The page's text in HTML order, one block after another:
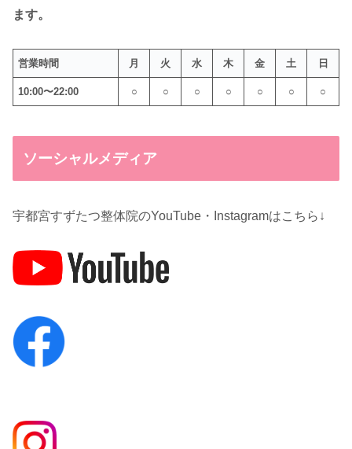
ます。
営業時間 月 火 水 木 金 土 日
10:00〜22:00 ○ ○ ○ ○ ○ ○ ○
ソーシャルメディア
宇都宮すずたつ整体院のYouTube・Instagramはこちら↓